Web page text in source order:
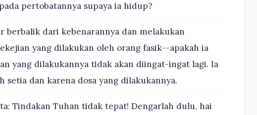
pertobatannya supaya ia hidup?
berbalik dari kebenarannya dan melakukan
yang dilakukan oleh orang fasik--apakah ia
yang dilakukannya tidak akan diingat-ingat lagi. Ia
setia dan karena dosa yang dilakukannya.
Tindakan Tuhan tidak tepat! Dengarlah dulu, hai